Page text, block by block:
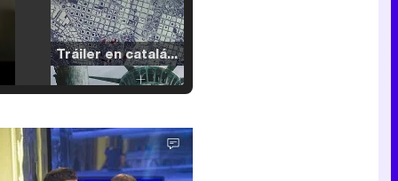
Tráiler en catalán de 'Ravalear', la nueva serie de HBO Max sobre los fondos buitre
Tráiler de la tercera temporada de 'The Walking Dead: Dead City' de AMC+